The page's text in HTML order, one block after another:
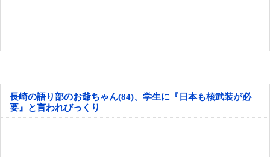
長崎の語り部のお爺ちゃん(84)、学生に『日本も核武装が必
要』と言われびっくり